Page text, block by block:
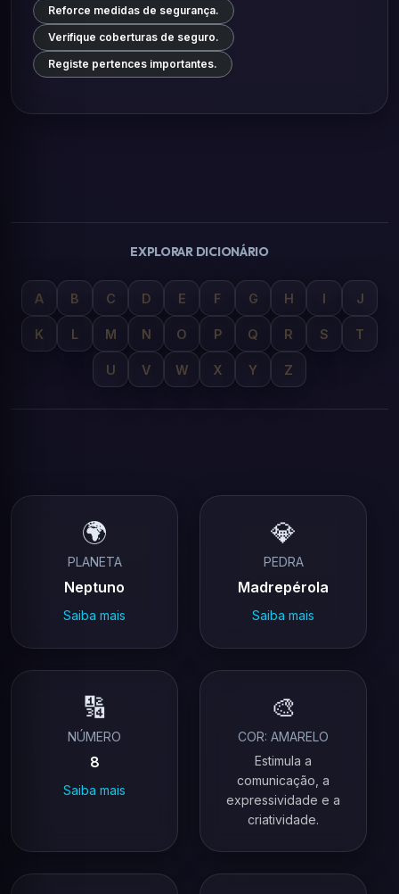
Reforce medidas de segurança.
Verifique coberturas de seguro.
Registe pertences importantes.
EXPLORAR DICIONÁRIO
A B C D E F G H I J
K L M N O P Q R S T
U V W X Y Z
🌍
PLANETA
Neptuno
Saiba mais
💎
PEDRA
Madrepérola
Saiba mais
🔢
NÚMERO
8
Saiba mais
🎨
COR: AMARELO
Estimula a
comunicação, a
expressividade e a
criatividade.